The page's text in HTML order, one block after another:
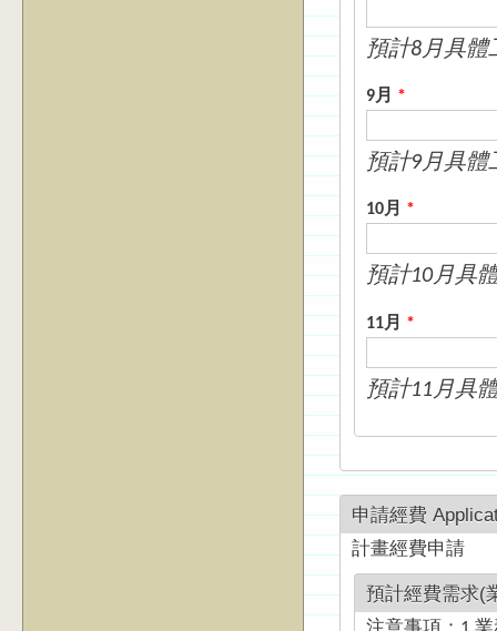
預計8月具體
9月 *
預計9月具體
10月 *
預計10月具
11月 *
預計11月具
申請經費
計畫經費申請
預計經費需求(